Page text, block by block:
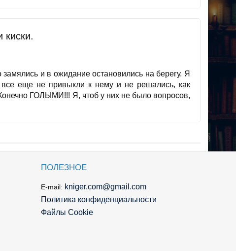
киски.
и в ожидание остановились на берегу. Я
все еще не привыкли к нему и не решались, как
ГОЛЫМИ!!! Я, чтоб у них не было вопросов,
ПОЛЕЗНОЕ
E-mail: kniger.com@gmail.com
Политика конфиденциальности
Файлы Cookie